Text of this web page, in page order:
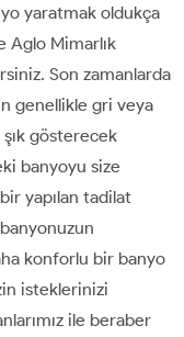
yaratmak oldukça
Aglo Mimarlık
Son zamanlarda
genellikle gri veya
şık gösterecek
banyoyu size
yapılan tadilat
konforlu bir banyo
isteklerinizi
ile beraber